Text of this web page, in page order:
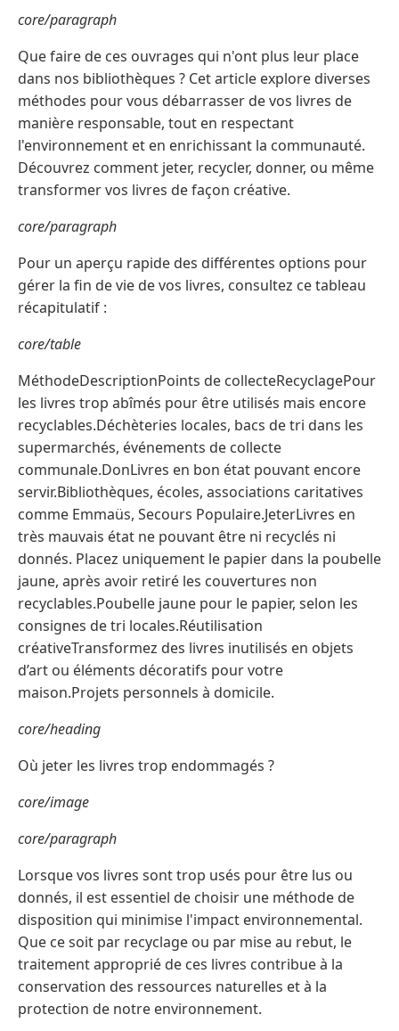
core/paragraph
Que faire de ces ouvrages qui n'ont plus leur place
dans nos bibliothèques ? Cet article explore diverses
méthodes pour vous débarrasser de vos livres de
manière responsable, tout en respectant
l'environnement et en enrichissant la communauté.
Découvrez comment jeter, recycler, donner, ou même
transformer vos livres de façon créative.
core/paragraph
Pour un aperçu rapide des différentes options pour
gérer la fin de vie de vos livres, consultez ce tableau
récapitulatif :
core/table
MéthodeDescriptionPoints de collecteRecyclagePour
les livres trop abîmés pour être utilisés mais encore
recyclables.Déchèteries locales, bacs de tri dans les
supermarchés, événements de collecte
communale.DonLivres en bon état pouvant encore
servir.Bibliothèques, écoles, associations caritatives
comme Emmaüs, Secours Populaire.JeterLivres en
très mauvais état ne pouvant être ni recyclés ni
donnés. Placez uniquement le papier dans la poubelle
jaune, après avoir retiré les couvertures non
recyclables.Poubelle jaune pour le papier, selon les
consignes de tri locales.Réutilisation
créativeTransformez des livres inutilisés en objets
d’art ou éléments décoratifs pour votre
maison.Projets personnels à domicile.
core/heading
Où jeter les livres trop endommagés ?
core/image
core/paragraph
Lorsque vos livres sont trop usés pour être lus ou
donnés, il est essentiel de choisir une méthode de
disposition qui minimise l'impact environnemental.
Que ce soit par recyclage ou par mise au rebut, le
traitement approprié de ces livres contribue à la
conservation des ressources naturelles et à la
protection de notre environnement.